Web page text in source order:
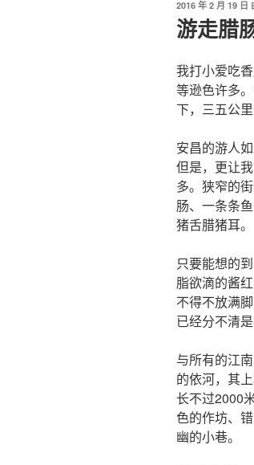
发
布
于
2016 年 2 月 19 日
游走腊
我打小爱吃
等逊色许多
下，三五公里
安昌的游人
但是，更让
多。狭窄的
肠、一条条
猪舌腊猪耳。
只要能想的
脂欲滴的酱
不得不放满
已经分不清
与所有的江
的依河，其
长不过2000
色的作坊、
幽的小巷。